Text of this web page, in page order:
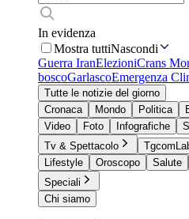
In evidenza
Mostra tuttiNascondi
Guerra IranElezioniCrans
boscoGarlascoEmergenza
Tutte le notizie del giorno
Cronaca
Mondo Politica
Video
Foto Infografiche
Tv & Spettacolo
Lifestyle
Oroscopo Salute
Speciali
Chi siamo